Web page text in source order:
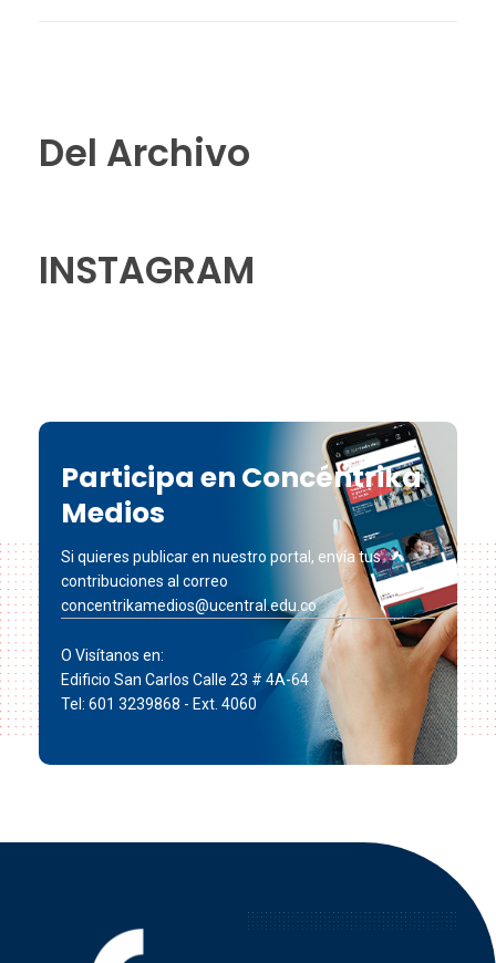
Del Archivo
INSTAGRAM
Participa en Concéntrika
Medios
Si quieres publicar en nuestro portal, envía tus
contribuciones al correo
concentrikamedios@ucentral.edu.co
O Visítanos en:
Edificio San Carlos Calle 23 # 4A-64
Tel: 601 3239868 - Ext. 4060